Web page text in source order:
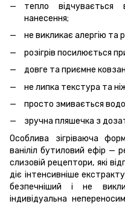
тепло
нанесення;
не викликає алергію та
розігрів посилюється
довге та приємне
не липка текстура та
просто змивається
зручна пляшечка з
Особлива зігріваюча
ваніліл бутиловий ефір —
слизовій рецептори, які
діє інтенсивніше
безпечніший і не
індивідуальна